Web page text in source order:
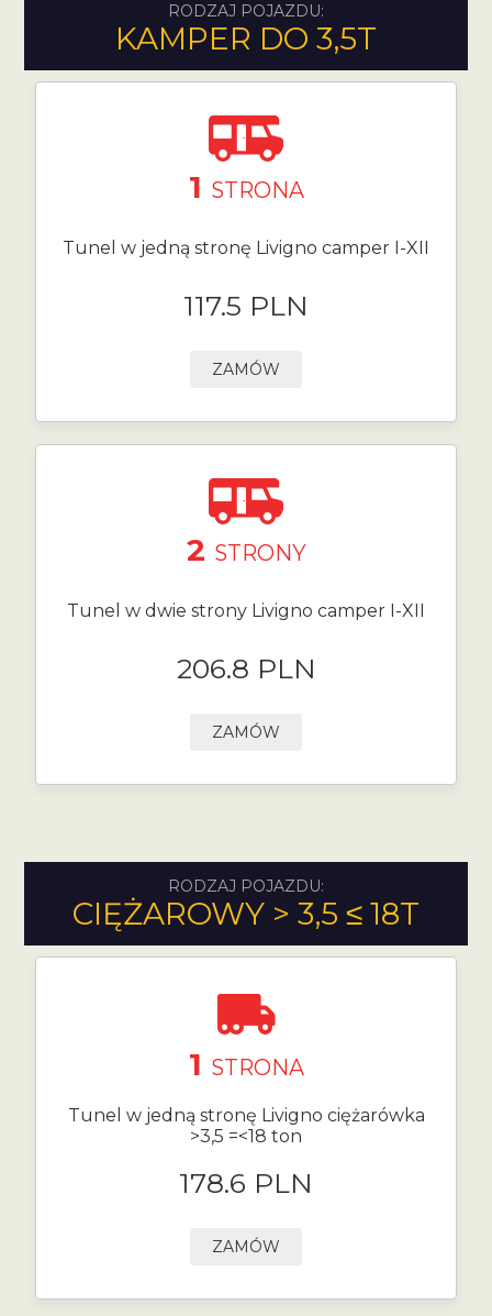
RODZAJ POJAZDU:
KAMPER DO 3,5T
1 STRONA
Tunel w jedną stronę Livigno camper I-XII
117.5 PLN
ZAMÓW
2 STRONY
Tunel w dwie strony Livigno camper I-XII
206.8 PLN
ZAMÓW
RODZAJ POJAZDU:
CIĘŻAROWY > 3,5 ≤ 18T
1 STRONA
Tunel w jedną stronę Livigno ciężarówka
>3,5 =<18 ton
178.6 PLN
ZAMÓW